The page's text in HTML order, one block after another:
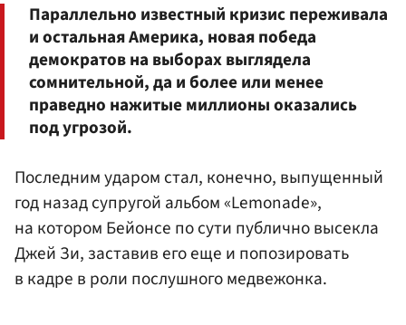
Параллельно известный кризис переживала
и остальная Америка, новая победа
демократов на выборах выглядела
сомнительной, да и более или менее
праведно нажитые миллионы оказались
под угрозой.
Последним ударом стал, конечно, выпущенный
год назад супругой альбом «Lemonade»,
на котором Бейонсе по сути публично высекла
Джей Зи, заставив его еще и попозировать
в кадре в роли послушного медвежонка.